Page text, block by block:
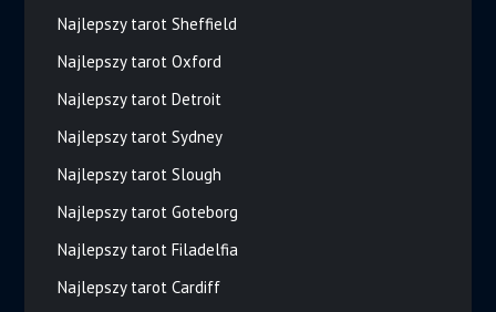
Najlepszy tarot Sheffield
Najlepszy tarot Oxford
Najlepszy tarot Detroit
Najlepszy tarot Sydney
Najlepszy tarot Slough
Najlepszy tarot Goteborg
Najlepszy tarot Filadelfia
Najlepszy tarot Cardiff